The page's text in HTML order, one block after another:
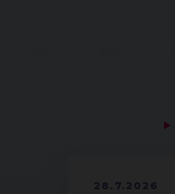
▶
28.7.2026